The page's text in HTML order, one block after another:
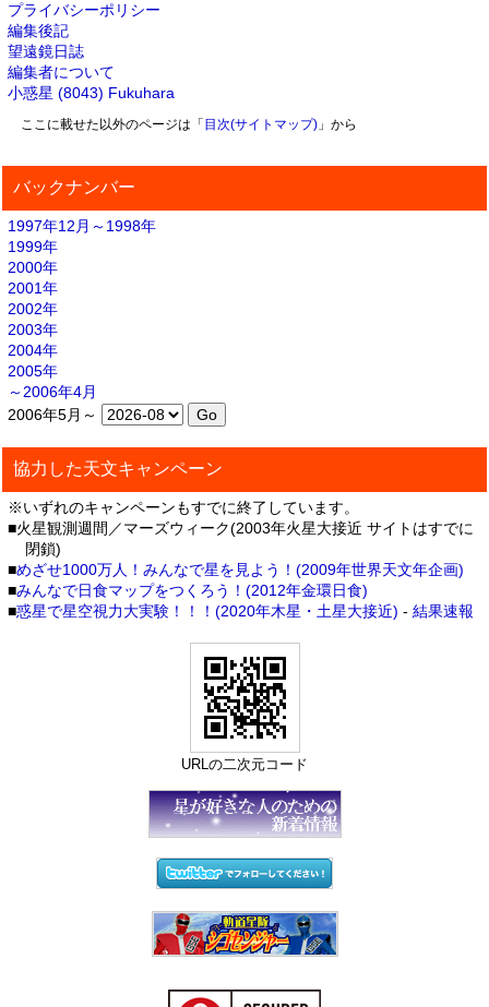
プライバシーポリシー
編集後記
望遠鏡日誌
編集者について
小惑星 (8043) Fukuhara
ここに載せた以外のページは「 目次(サイトマップ)」から
バックナンバー
1997年12月～1998年
1999年
2000年
2001年
2002年
2003年
2004年
2005年
～2006年4月
2006年5月～
協力した天文キャンペーン
※いずれのキャンペーンもすでに終了しています。
■火星観測週間／マーズウィーク(2003年火星大接近 サイトはすでに
閉鎖)
■めざせ1000万人！みんなで星を見よう！(2009年世界天文年企画)
■みんなで日食マップをつくろう！(2012年金環日食)
■惑星で星空視力大実験！！！(2020年木星・土星大接近) - 結果速報
URLの二次元コード